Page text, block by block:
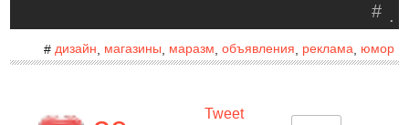
.
#
# дизайн магазины маразм объявления реклама, юмор
Tweet